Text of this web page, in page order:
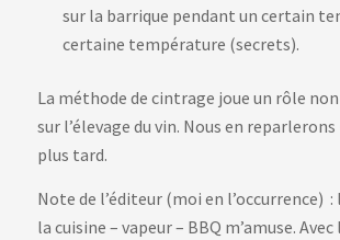
sur la barrique pendant un certain
certaine température (secrets).
La méthode de cintrage joue un rôle
sur l’élevage du vin. Nous en
plus tard.
Note de l’éditeur (moi en l’occurrence) :
la cuisine – vapeur – BBQ m’amuse. Avec